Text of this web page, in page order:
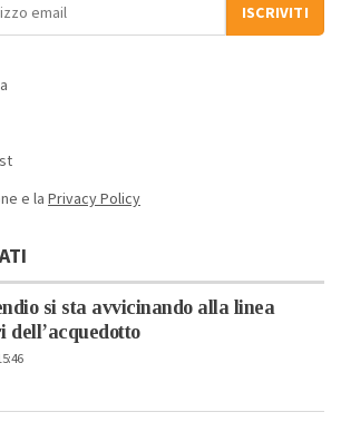
ISCRIVITI
e la Privacy Policy
si sta avvicinando alla linea